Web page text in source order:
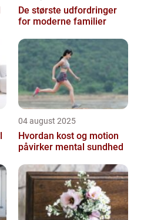
De største udfordringer
for moderne familier
04 august 2025
Hvordan kost og motion
påvirker mental sundhed